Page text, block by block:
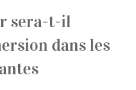
sera-t-il
dans les